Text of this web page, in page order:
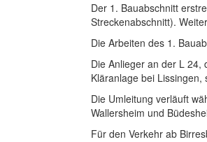
Der 1. Bauabschnitt
Streckenabschnitt).
Die Arbeiten des 1.
Die Anlieger an der L 24,
Kläranlage bei
Die Umleitung verläuft
Wallersheim und
Für den Verkehr ab